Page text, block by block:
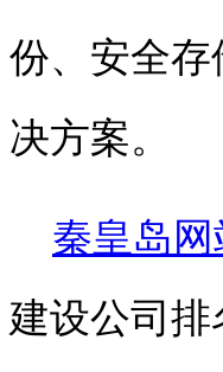
份、安全
决方案。
秦皇岛
建设公司